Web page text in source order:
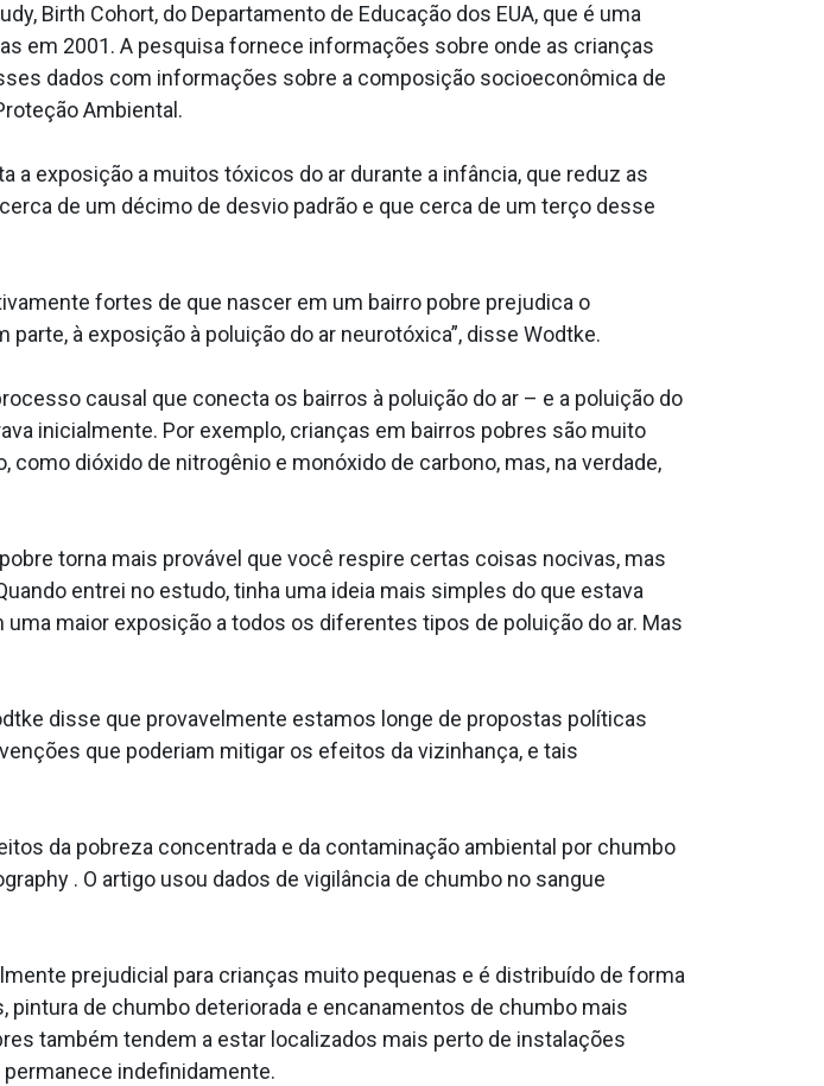
Birth Cohort, do Departamento de Educação dos EUA, que é uma
em 2001. A pesquisa fornece informações sobre onde as crianças
dados com informações sobre a composição socioeconômica de
Ambiental.
a exposição a muitos tóxicos do ar durante a infância, que reduz as
de um décimo de desvio padrão e que cerca de um terço desse
fortes de que nascer em um bairro pobre prejudica o
à exposição à poluição do ar neurotóxica”, disse Wodtke.
causal que conecta os bairros à poluição do ar – e a poluição do
inicialmente. Por exemplo, crianças em bairros pobres são muito
dióxido de nitrogênio e monóxido de carbono, mas, na verdade,
torna mais provável que você respire certas coisas nocivas, mas
entrei no estudo, tinha uma ideia mais simples do que estava
maior exposição a todos os diferentes tipos de poluição do ar. Mas
disse que provavelmente estamos longe de propostas políticas
que poderiam mitigar os efeitos da vizinhança, e tais
da pobreza concentrada e da contaminação ambiental por chumbo
. O artigo usou dados de vigilância de chumbo no sangue
prejudicial para crianças muito pequenas e é distribuído de forma
de chumbo deteriorada e encanamentos de chumbo mais
também tendem a estar localizados mais perto de instalações
indefinidamente.